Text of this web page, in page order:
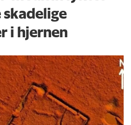
skadelige
i hjernen